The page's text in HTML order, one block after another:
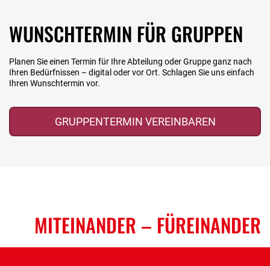
WUNSCHTERMIN FÜR GRUPPEN
Planen Sie einen Termin für Ihre Abteilung oder Gruppe ganz nach
Ihren Bedürfnissen – digital oder vor Ort. Schlagen Sie uns einfach
Ihren Wunschtermin vor.
GRUPPENTERMIN VEREINBAREN
MITEINANDER – FÜREINANDER